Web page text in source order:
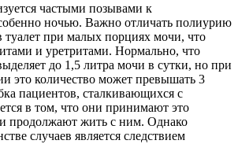
частыми позывами к
ночью. Важно отличать полиурию
туалет при малых порциях мочи, что
и уретритами. Нормально, что
до 1,5 литра мочи в сутки, но при
это количество может превышать 3
пациентов, сталкивающихся с
в том, что они принимают это
и продолжают жить с ним. Однако
случаев является следствием